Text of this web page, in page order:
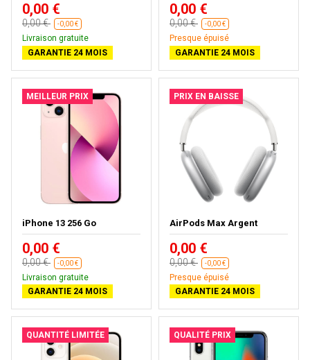
0,00 €
0,00 € -0,00 €
Livraison gratuite
GARANTIE 24 MOIS
0,00 €
0,00 € -0,00 €
Presque épuisé
GARANTIE 24 MOIS
MEILLEUR PRIX
iPhone 13 256 Go
0,00 €
0,00 € -0,00 €
Livraison gratuite
GARANTIE 24 MOIS
PRIX EN BAISSE
AirPods Max Argent
0,00 €
0,00 € -0,00 €
Presque épuisé
GARANTIE 24 MOIS
QUANTITÉ LIMITÉE QUALITÉ PRIX